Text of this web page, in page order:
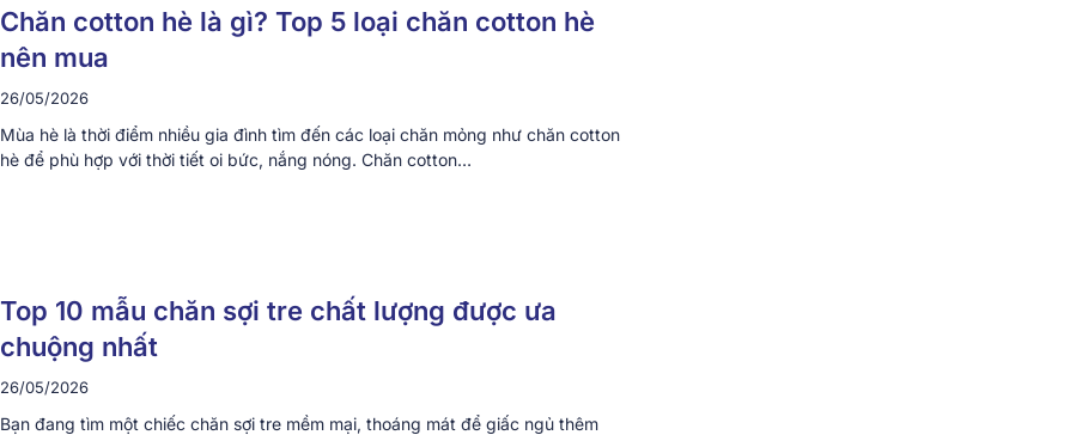
Chăn cotton hè là gì? Top 5 loại chăn cotton hè
nên mua
26/05/2026
Mùa hè là thời điểm nhiều gia đình tìm đến các loại chăn mỏng như chăn cotton
hè để phù hợp với thời tiết oi bức, nắng nóng. Chăn cotton…
Top 10 mẫu chăn sợi tre chất lượng được ưa
chuộng nhất
26/05/2026
Bạn đang tìm một chiếc chăn sợi tre mềm mại, thoáng mát để giấc ngủ thêm